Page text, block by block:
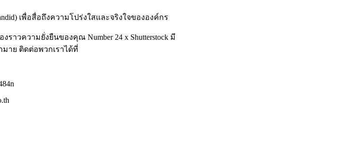
เพื่อสื่อถึงความโปร่งใสและจริงใจขององค์กร
าวความยั่งยืนของคุณ Number 24 x Shutterstock มี
าย ติดต่อพวกเราได้ที่